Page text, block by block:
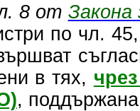
8 от Закона
по чл.
в тях,
,